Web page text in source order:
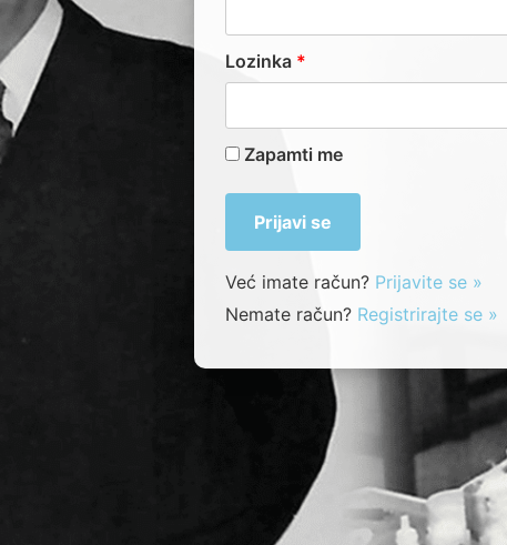
Lozinka *
Zapamti me
Već imate račun? Prijavite se »
Nemate račun? Registrirajte se »